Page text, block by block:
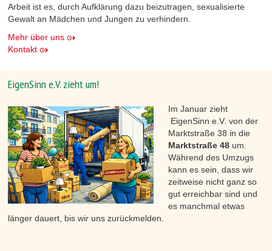
Arbeit ist es, durch Aufklärung dazu beizutragen, sexualisierte
Gewalt an Mädchen und Jungen zu verhindern.
Mehr über uns
Kontakt
EigenSinn e.V. zieht um!
Im Januar zieht
EigenSinn e.V. von der
Marktstraße 38 in die
Marktstraße 48 um.
Während des Umzugs
kann es sein, dass wir
zeitweise nicht ganz so
gut erreichbar sind und
es manchmal etwas
länger dauert, bis wir uns zurückmelden.